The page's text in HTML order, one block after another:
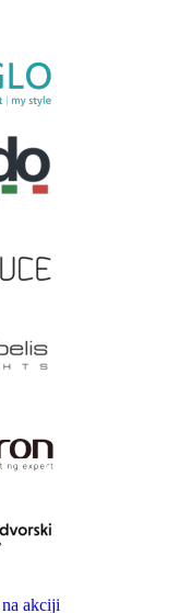
akciji